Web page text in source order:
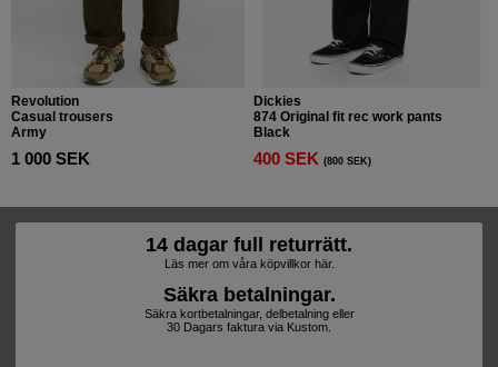
Revolution
Casual trousers
Army
1 000 SEK
Dickies
874 Original fit rec work pants
Black
400 SEK (800 SEK)
14 dagar full returrätt.
Läs mer om våra köpvillkor här.
Säkra betalningar.
Säkra kortbetalningar, delbetalning eller
30 Dagars faktura via Kustom.